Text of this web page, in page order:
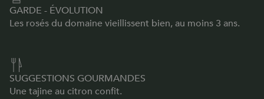
GARDE - ÉVOLUTION
Les rosés du domaine vieillissent bien, au moins 3 ans.
SUGGESTIONS GOURMANDES
Une tajine au citron confit.